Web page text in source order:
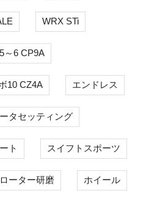
WRX STi
～6 CP9A
10 CZ4A エンドレス
タセッティング
ト スイフトスポーツ
ーター研磨 ホイール